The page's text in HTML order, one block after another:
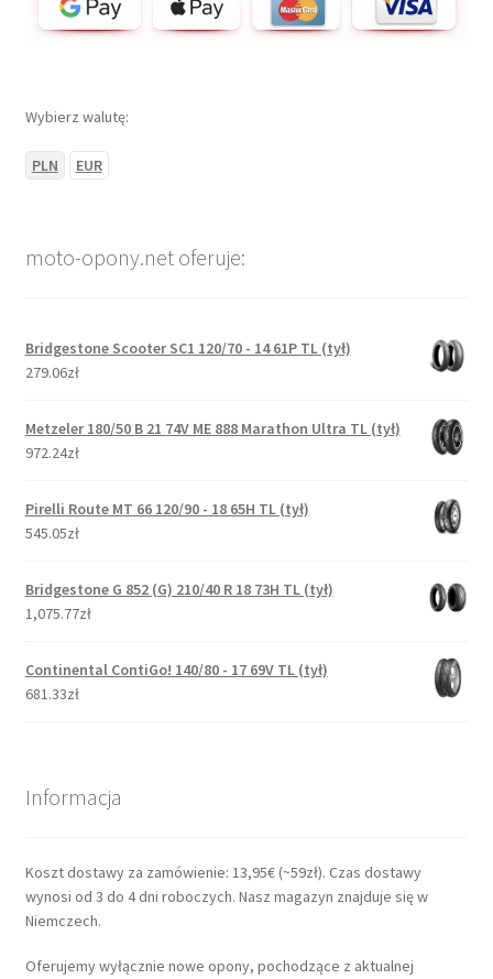
Wybierz walutę:
PLN EUR
moto-opony.net oferuje:
Bridgestone Scooter SC1 120/70 - 14 61P TL (tył)
279.06zł
Metzeler 180/50 B 21 74V ME 888 Marathon Ultra TL (tył)
972.24zł
Pirelli Route MT 66 120/90 - 18 65H TL (tył)
545.05zł
Bridgestone G 852 (G) 210/40 R 18 73H TL (tył)
1,075.77zł
Continental ContiGo! 140/80 - 17 69V TL (tył)
681.33zł
Informacja
Koszt dostawy za zamówienie: 13,95€ (~59zł). Czas dostawy
wynosi od 3 do 4 dni roboczych. Nasz magazyn znajduje się w
Niemczech.
Oferujemy wyłącznie nowe opony, pochodzące z aktualnej